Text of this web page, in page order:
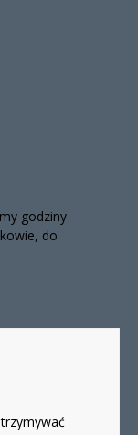
godziny
do